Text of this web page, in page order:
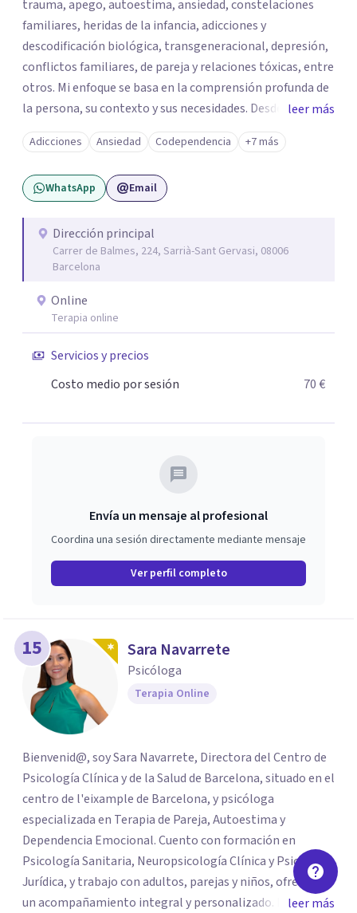
trauma, apego, autoestima, ansiedad, constelaciones
familiares, heridas de la infancia, adicciones y
descodificación biológica, transgeneracional, depresión,
conflictos familiares, de pareja y relaciones tóxicas, entre
otros. Mi enfoque se basa en la comprensión profunda de
la persona, su contexto y sus necesidades. Desde una
perspectiva humanista, creo que cada persona es única y
tiene su propia historia, y que la terapia debe ser un
espacio de transformación y crecimiento personal. Mi
objetivo es acompañar a las personas a vivir una vida más
para superar un trauma, mejorar tus relaciones,
aumentar tu autoestima, manejar la ansiedad,
comprender tu historia familiar, sanar las heridas de la
infancia, superar una adicción o mejorar tu salud física y
emocional, no dudes en contactarme.
leer más
Adicciones Ansiedad Codependencia +7 más
WhatsApp Email
Dirección principal
Carrer de Balmes, 224, Sarrià-Sant Gervasi, 08006
Barcelona
Online
Terapia online
Servicios y precios
Costo medio por sesión
70 €
Envía un mensaje al profesional
Coordina una sesión directamente mediante mensaje
Ver perfil completo
15 Sara Navarrete
Psicóloga
Terapia Online
Bienvenid@, soy Sara Navarrete, Directora del Centro de
Psicología Clínica y de la Salud de Barcelona, situado en el
centro de l'eixample de Barcelona, y psicóloga
especializada en Terapia de Pareja, Autoestima y
Dependencia Emocional. Cuento con formación en
Psicología Sanitaria, Neuropsicología Clínica y Psicología
Jurídica, y trabajo con adultos, parejas y niños, ofreciendo
un acompañamiento integral y personalizado. Desarrollo
leer más